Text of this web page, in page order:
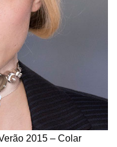
2015 – Colar